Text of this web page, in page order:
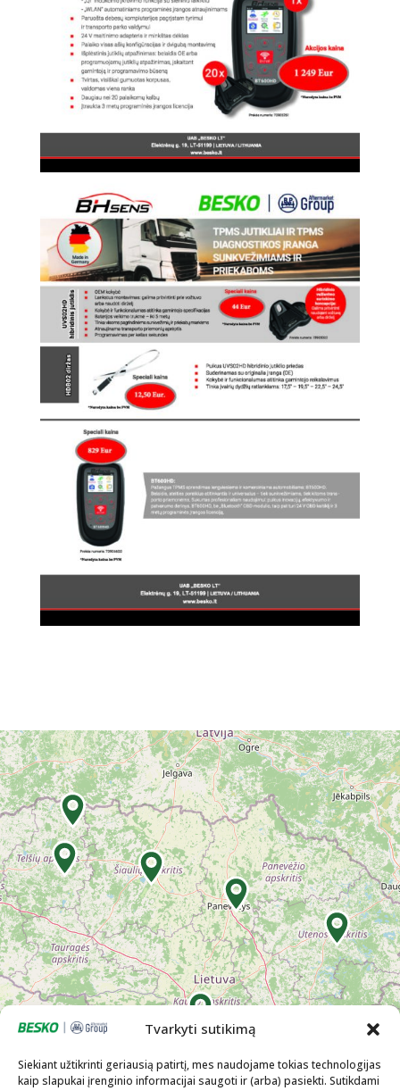
Tvarkyti sutikimą
Siekiant užtikrinti geriausią patirtį, mes naudojame tokias technologijas
kaip slapukai įrenginio informacijai saugoti ir (arba) pasiekti. Sutikdami